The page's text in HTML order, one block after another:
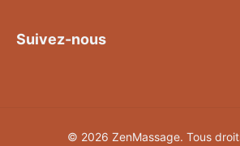
Suivez-nous
© 2026 ZenMassage. Tous